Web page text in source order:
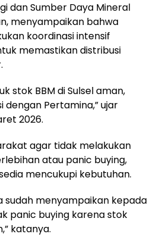
dan Sumber Daya Mineral
menyampaikan bahwa
koordinasi intensif
memastikan distribusi
stok BBM di Sulsel aman,
dengan Pertamina,” ujar
2026.
agar tidak melakukan
atau panic buying,
mencukupi kebutuhan.
sudah menyampaikan kepada
panic buying karena stok
katanya.